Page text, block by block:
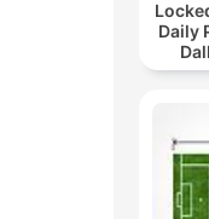
Daily